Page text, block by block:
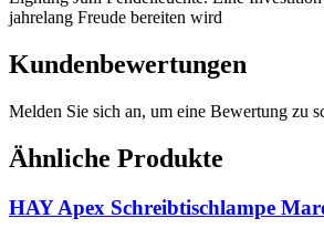
jahrelang Freude bereiten wird
Kundenbewertungen
Melden Sie sich an, um eine Bewertung zu
Ähnliche Produkte
HAY Apex Schreibtischlampe